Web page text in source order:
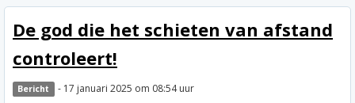
De god die het schieten van afstand
controleert!
Bericht - 17 januari 2025 om 08:54 uur